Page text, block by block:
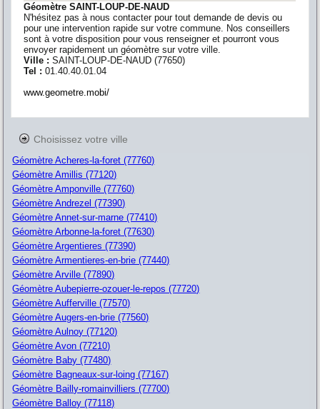
Géomètre SAINT-LOUP-DE-NAUD
N'hésitez pas à nous contacter pour tout demande de devis ou
pour une intervention rapide sur votre commune. Nos conseillers
sont à votre disposition pour vous renseigner et pourront vous
envoyer rapidement un géomètre sur votre ville.
Ville :SAINT-LOUP-DE-NAUD (77650)
Tel :01.40.40.01.04
www.geometre.mobi/
Choisissez votre ville
Géomètre Acheres-la-foret (77760)
Géomètre Amillis (77120)
Géomètre Amponville (77760)
Géomètre Andrezel (77390)
Géomètre Annet-sur-marne (77410)
Géomètre Arbonne-la-foret (77630)
Géomètre Argentieres (77390)
Géomètre Armentieres-en-brie (77440)
Géomètre Arville (77890)
Géomètre Aubepierre-ozouer-le-repos (77720)
Géomètre Aufferville (77570)
Géomètre Augers-en-brie (77560)
Géomètre Aulnoy (77120)
Géomètre Avon (77210)
Géomètre Baby (77480)
Géomètre Bagneaux-sur-loing (77167)
Géomètre Bailly-romainvilliers (77700)
Géomètre Balloy (77118)